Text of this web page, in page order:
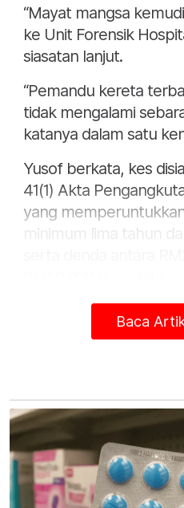
“Mayat mangsa
ke Unit Forensik
siasatan lanjut.
“Pemandu kereta
tidak mengalami
katanya dalam satu
Yusof berkata, kes
41(1) Akta
yang
minimum lima tahun
Pesalah juga boleh
memegang lesen
Sehubungan itu,
ramai agar sentiasa
undang-undang bagi
semua pengguna jalan
Artikel Berkaitan:
Baca